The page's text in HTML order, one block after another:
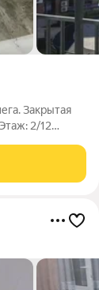
Закрытая
2/12
дом 2021г. В